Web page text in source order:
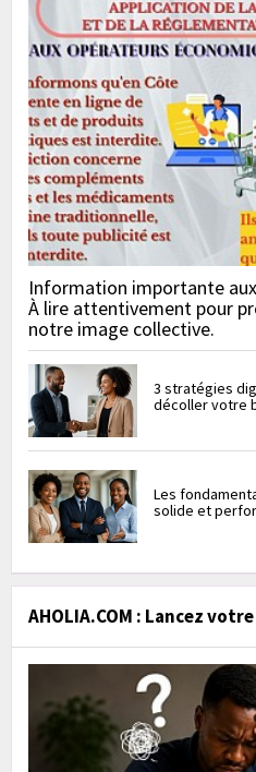
Information importante
À lire attentivement pour
notre image collective.
3 stratégies
décoller votre
Les
solide et
AHOLIA.COM : Lancez